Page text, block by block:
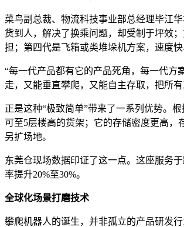
菜鸟副总裁、物流科技事业部总经理毕江
货到人，解决了换乘问题，却受制于坪效
担；第四代是飞箱或类堆垛机方案，速度
“每一代产品都有它的产品死角，每一代方
走，又能垂直攀爬，又能自主存取，把所
正是这种“极致简单”带来了一系列优势。
可至5层楼高的货架；它的存储密度更高，
另扩场地。
东莞仓现场数据印证了这一点。这座服务
率提升20%至30%。
全球化场景打磨技术
攀爬机器人的诞生，并非孤立的产品研发